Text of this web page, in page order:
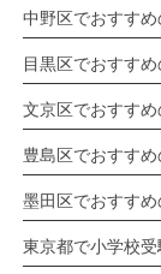
中野区でおすす
目黒区でおすす
文京区でおすす
豊島区でおすす
墨田区でおすす
東京都で小学校